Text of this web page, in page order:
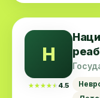
Н
★★★★★
★★★★★ 4.5
РУз